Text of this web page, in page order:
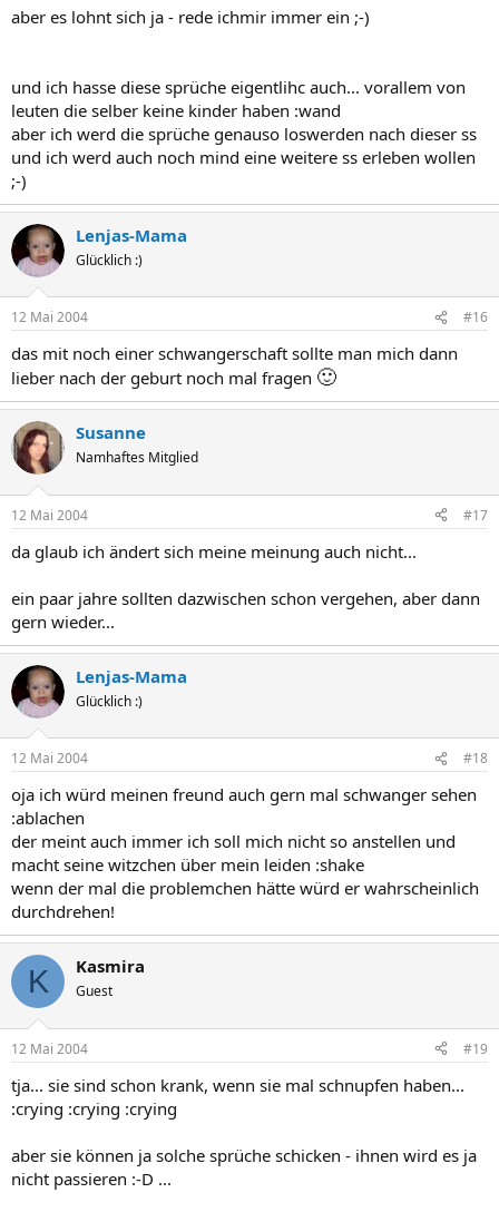
aber es lohnt sich ja - rede ichmir immer ein ;-)
und ich hasse diese sprüche eigentlihc auch... vorallem von
leuten die selber keine kinder haben :wand
aber ich werd die sprüche genauso loswerden nach dieser ss
und ich werd auch noch mind eine weitere ss erleben wollen
;-)
Lenjas-Mama
Glücklich :)
12 Mai 2004 #16
das mit noch einer schwangerschaft sollte man mich dann
lieber nach der geburt noch mal fragen 🙂
Susanne
Namhaftes Mitglied
12 Mai 2004 #17
da glaub ich ändert sich meine meinung auch nicht...
ein paar jahre sollten dazwischen schon vergehen, aber dann
gern wieder...
Lenjas-Mama
Glücklich :)
12 Mai 2004 #18
oja ich würd meinen freund auch gern mal schwanger sehen
:ablachen
der meint auch immer ich soll mich nicht so anstellen und
macht seine witzchen über mein leiden :shake
wenn der mal die problemchen hätte würd er wahrscheinlich
durchdrehen!
K Kasmira
Guest
12 Mai 2004 #19
tja... sie sind schon krank, wenn sie mal schnupfen haben...
:crying :crying :crying
aber sie können ja solche sprüche schicken - ihnen wird es ja
nicht passieren :-D ...